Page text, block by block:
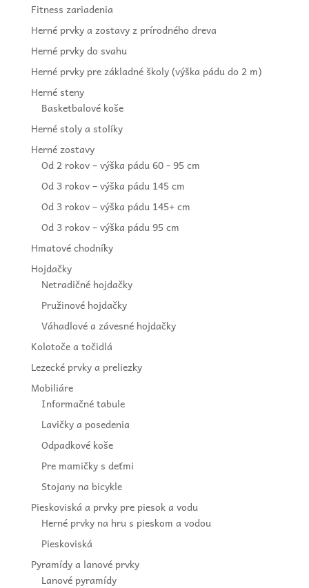
Fitness zariadenia
Herné prvky a zostavy z prírodného dreva
Herné prvky do svahu
Herné prvky pre základné školy (výška pádu do 2 m)
Herné steny
Basketbalové koše
Herné stoly a stolíky
Herné zostavy
Od 2 rokov – výška pádu 60 - 95 cm
Od 3 rokov – výška pádu 145 cm
Od 3 rokov – výška pádu 145+ cm
Od 3 rokov – výška pádu 95 cm
Hmatové chodníky
Hojdačky
Netradičné hojdačky
Pružinové hojdačky
Váhadlové a závesné hojdačky
Kolotoče a točidlá
Lezecké prvky a preliezky
Mobiliáre
Informačné tabule
Lavičky a posedenia
Odpadkové koše
Pre mamičky s deťmi
Stojany na bicykle
Pieskoviská a prvky pre piesok a vodu
Herné prvky na hru s pieskom a vodou
Pieskoviská
Pyramídy a lanové prvky
Lanové pyramídy